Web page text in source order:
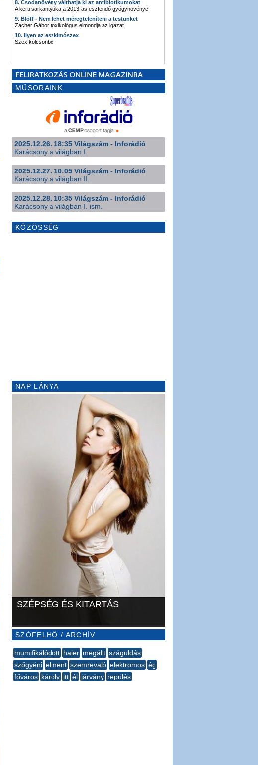
8. Csodanövény válthatja ki az antibiotikumokat
A kerti sarkantyúka a 2013-as esztendő gyógynövénye
9. Blöff - Nem lehet méregteleníteni a testünket
Zacher Gábor toxikológus elmondja az igazat
10. Ilyen az eszkimószex
Szex kölcsönbe
MŰSORAINK
2025.12.26. 18:35 Világszám - Inforádió
Karácsony a világban I.
2025.12.27. 10:05 Világszám - Inforádió
Karácsony a világban II.
2025.12.28. 10:35 Világszám - Inforádió
Karácsony a világban I. ism.
KÖZÖSSÉG
NAP LÁNYA
SZÉPSÉG ÉS KITARTÁS
SZÓFELHŐ / ARCHÍV
mumifikálódott haier megállt száguldás
szőgyéni elment szemrevaló elektromos ég
főváros károly itt él járvány repülés